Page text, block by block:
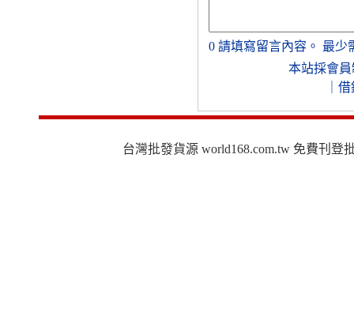
0 請填寫留言內容。 最少
本站採會員
借
台灣批發貨源 world168.com.tw 免費刊登